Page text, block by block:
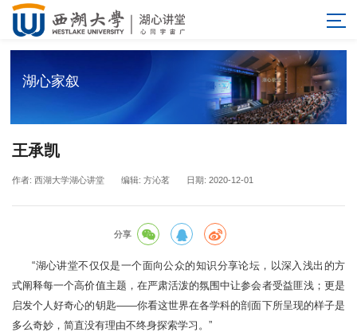
湖心家叙
王承凯
作者: 西湖大学湖心讲堂 编辑: 方沁茗 日期: 2020-12-01
分享
“湖心讲堂不仅仅是一个面向公众的知识分享论坛，以深入浅出的方
式阐释每一个高价值主题，在严肃活泼的氛围中让参会者受益匪浅；更是
启发个人好奇心的钥匙——你看这世界在各学科的剖面下所呈现的样子是
多么奇妙，简直没有理由不终身探索学习。”